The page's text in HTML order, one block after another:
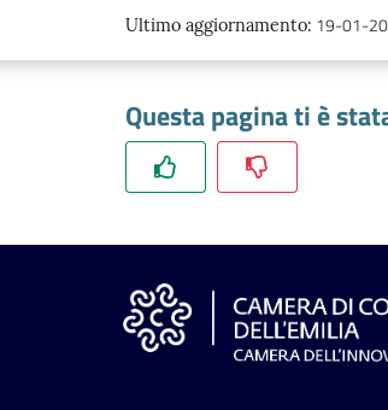
Ultimo aggiornamento: 19-01-
Questa pagina ti è